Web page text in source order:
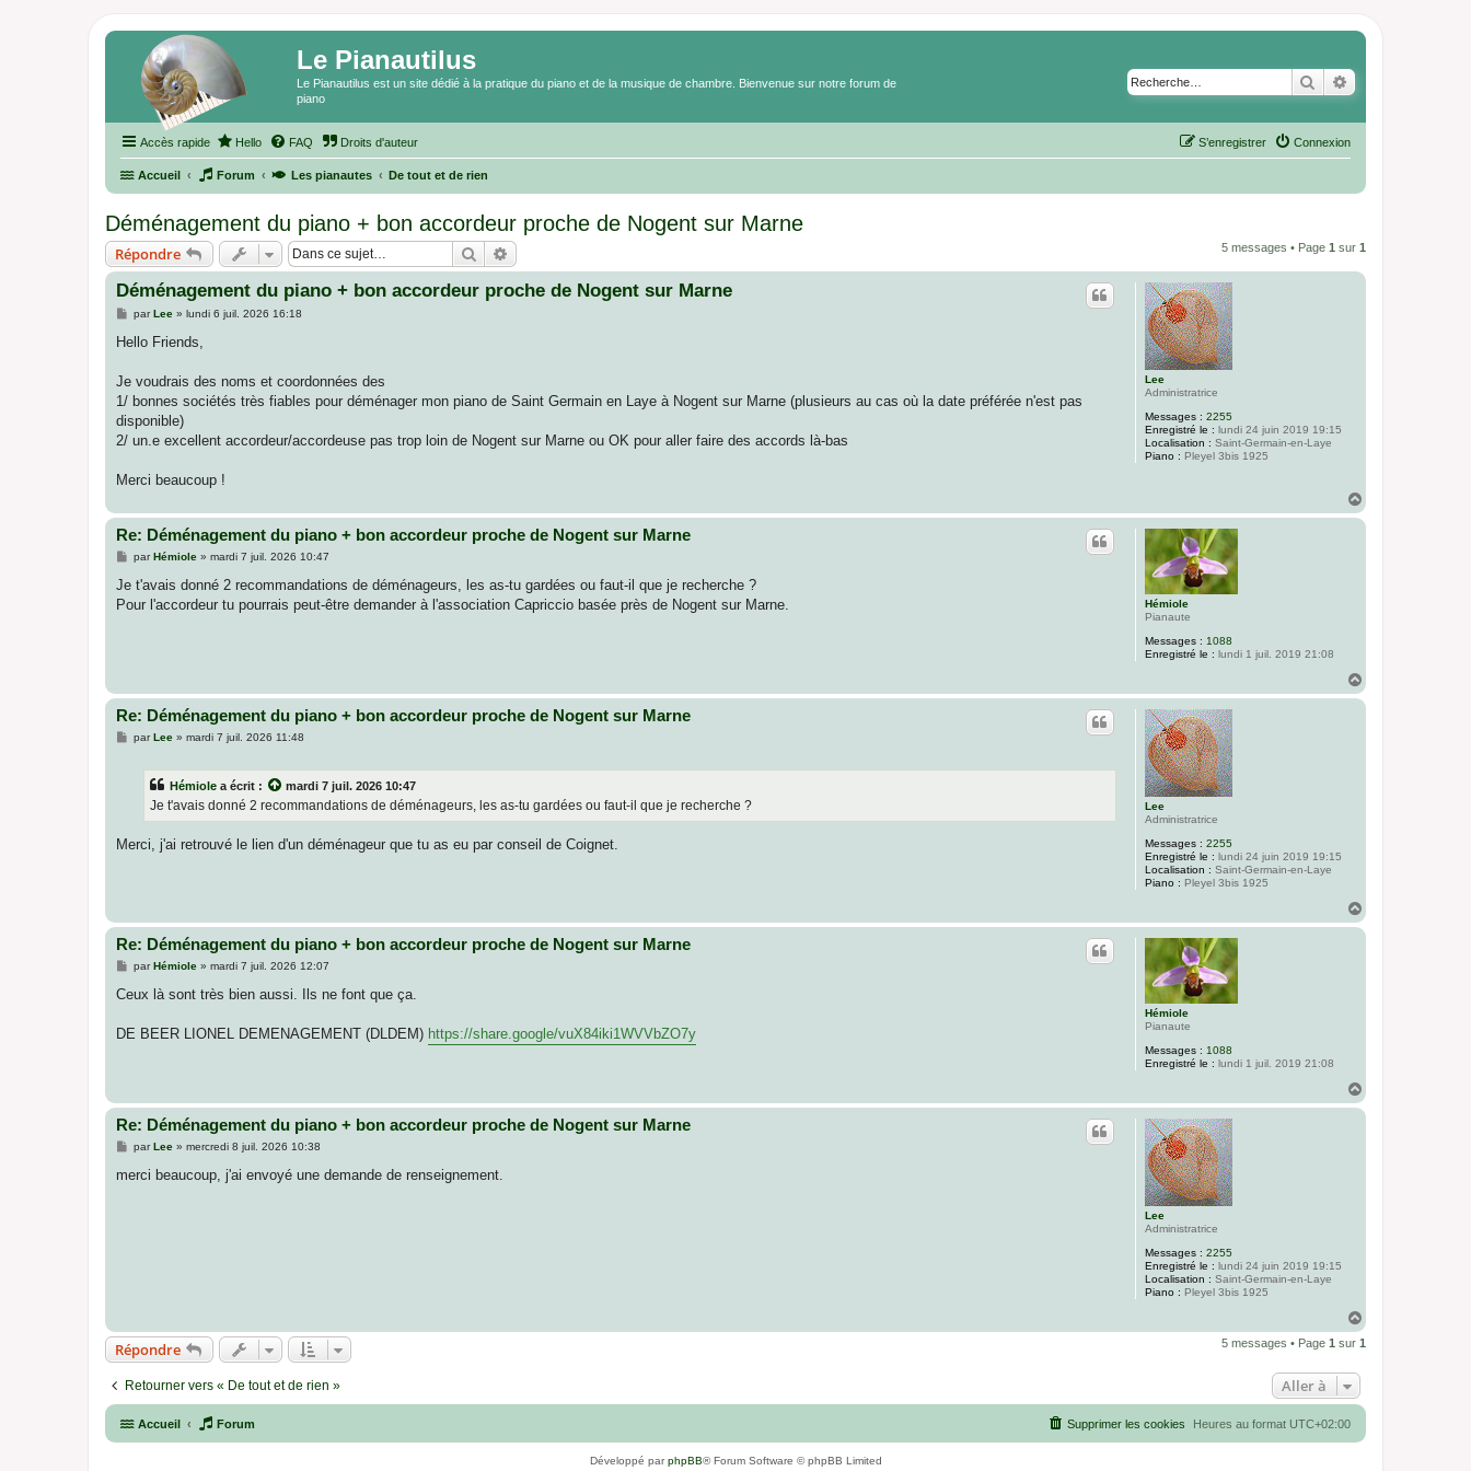
Le Pianautilus
Le Pianautilus est un site dédié à la pratique du piano et de la musique de chambre. Bienvenue sur notre forum de
piano
RechercherRecherche
Accès rapide Hello FAQ Droits d'auteur Connexion
S’enregistrer
Accueil Forum Les pianautes De tout et de rien
Déménagement du piano + bon accordeur proche de Nogent sur Marne
Répondre Rechercher 5 messages • Page 1 sur 1
Lee
Administratrice
Messages : 2255
Enregistré le : lundi 24 juin 2019 19:15
Localisation : Saint-Germain-en-Laye
Piano : Pleyel 3bis 1925
Déménagement du piano + bon accordeur proche de Nogent sur Marne
M
s
g
parLee» lundi 6 juil. 2026 16:18
Hello Friends,
Je voudrais des noms et coordonnées des
1/ bonnes sociétés très fiables pour déménager mon piano de Saint Germain en Laye à Nogent sur Marne (plusieurs au cas où la date préférée n'est pas
disponible)
2/ un.e excellent accordeur/accordeuse pas trop loin de Nogent sur Marne ou OK pour aller faire des accords là-bas
Merci beaucoup !
u
Hémiole
Pianaute
Messages : 1088
Enregistré le : lundi 1 juil. 2019 21:08
Re: Déménagement du piano + bon accordeur proche de Nogent sur Marne
M
s
a
parHémiole» mardi 7 juil. 2026 10:47
Je t'avais donné 2 recommandations de déménageurs, les as-tu gardées ou faut-il que je recherche ?
Pour l'accordeur tu pourrais peut-être demander à l'association Capriccio basée près de Nogent sur Marne.
u
Lee
Administratrice
Messages : 2255
Enregistré le : lundi 24 juin 2019 19:15
Localisation : Saint-Germain-en-Laye
Piano : Pleyel 3bis 1925
Re: Déménagement du piano + bon accordeur proche de Nogent sur Marne
MparLee» mardi 7 juil. 2026 11:48
Hémiole a écrit : mardi 7 juil. 2026 10:47
Je t'avais donné 2 recommandations de déménageurs, les as-tu gardées ou faut-il que je recherche ?
Merci, j'ai retrouvé le lien d'un déménageur que tu as eu par conseil de Coignet.
u
Hémiole
Pianaute
Messages : 1088
Enregistré le : lundi 1 juil. 2019 21:08
Re: Déménagement du piano + bon accordeur proche de Nogent sur Marne
M
s
g
parHémiole» mardi 7 juil. 2026 12:07
Ceux là sont très bien aussi. Ils ne font que ça.
DE BEER LIONEL DEMENAGEMENT (DLDEM) https://share.google/vuX84iki1WVVbZO7y
u
Lee
Administratrice
Messages : 2255
Enregistré le : lundi 24 juin 2019 19:15
Localisation : Saint-Germain-en-Laye
Piano : Pleyel 3bis 1925
Re: Déménagement du piano + bon accordeur proche de Nogent sur Marne
M
s
parLee» mercredi 8 juil. 2026 10:38
merci beaucoup, j'ai envoyé une demande de renseignement.
u
Répondre 5 messages • Page 1 sur 1
Retourner vers « De tout et de rien » Aller à
Accueil Forum Heures au format UTC+02:00
Supprimer les cookies
Développé parphpBB® Forum Software © phpBB Limited